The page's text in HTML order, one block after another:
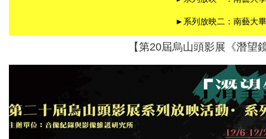
► 系列放映二： 南藝大
【第20屆烏山頭影展《潛望